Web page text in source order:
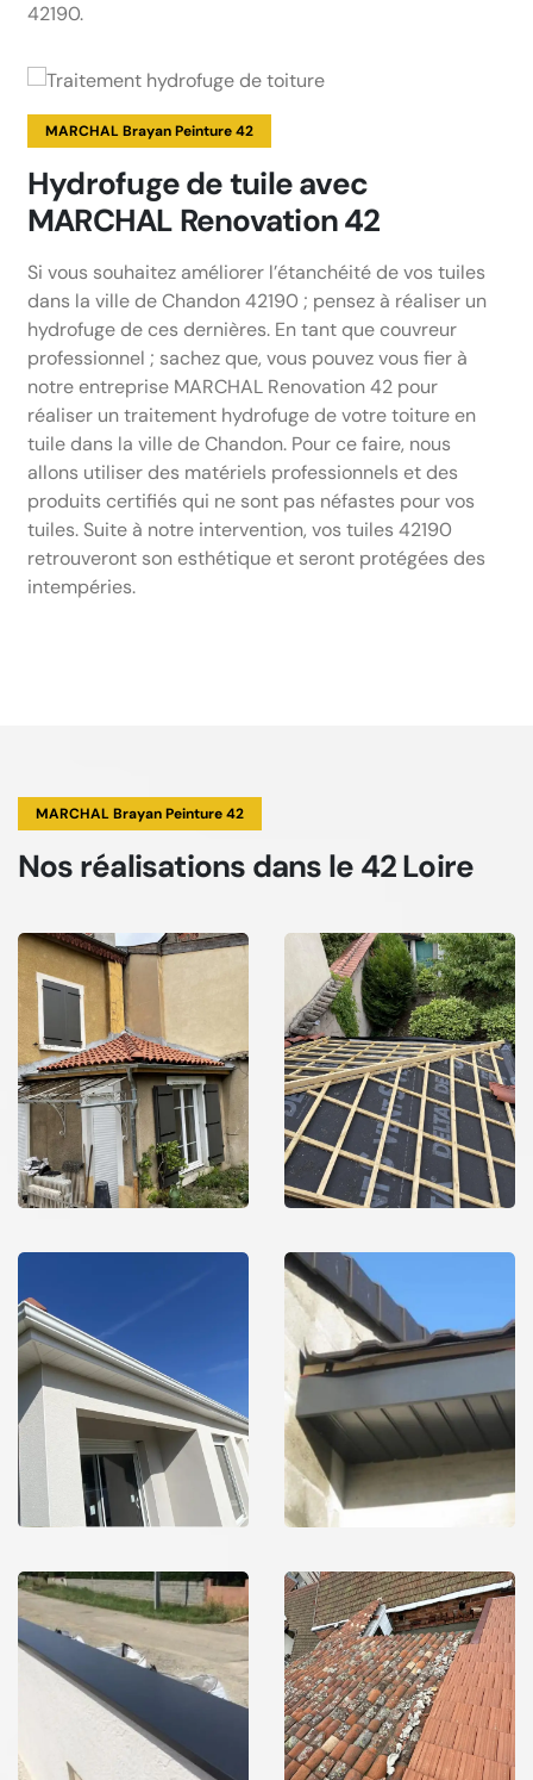
42190.
MARCHAL Brayan Peinture 42
Hydrofuge de tuile avec
MARCHAL Renovation 42
Si vous souhaitez améliorer l’étanchéité de vos tuiles
dans la ville de Chandon 42190 ; pensez à réaliser un
hydrofuge de ces dernières. En tant que couvreur
professionnel ; sachez que, vous pouvez vous fier à
notre entreprise MARCHAL Renovation 42 pour
réaliser un traitement hydrofuge de votre toiture en
tuile dans la ville de Chandon. Pour ce faire, nous
allons utiliser des matériels professionnels et des
produits certifiés qui ne sont pas néfastes pour vos
tuiles. Suite à notre intervention, vos tuiles 42190
retrouveront son esthétique et seront protégées des
intempéries.
MARCHAL Brayan Peinture 42
Nos réalisations dans le 42 Loire